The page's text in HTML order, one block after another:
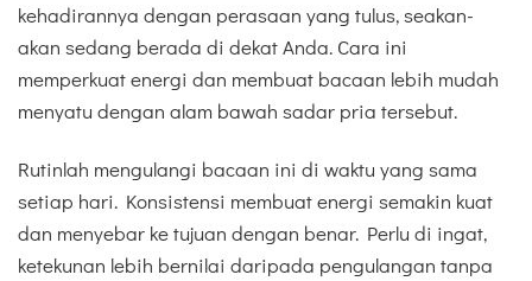
kehadirannya dengan perasaan yang tulus, seakan-
akan sedang berada di dekat Anda. Cara ini
memperkuat energi dan membuat bacaan lebih mudah
menyatu dengan alam bawah sadar pria tersebut.
Rutinlah mengulangi bacaan ini di waktu yang sama
setiap hari. Konsistensi membuat energi semakin kuat
dan menyebar ke tujuan dengan benar. Perlu di ingat,
ketekunan lebih bernilai daripada pengulangan tanpa